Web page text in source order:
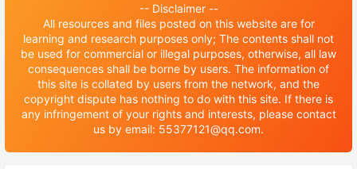
-- Disclaimer --
All resources and files posted on this website are for
learning and research purposes only; The contents shall not
be used for commercial or illegal purposes, otherwise, all law
consequences shall be borne by users. The information of
this site is collated by users from the network, and the
copyright dispute has nothing to do with this site. If there is
any infringement of your rights and interests, please contact
us by email: 55377121@qq.com.